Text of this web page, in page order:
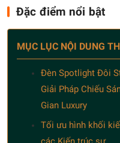
Đặc điểm nổi bật
MỤC LỤC NỘI DUNG
Đèn Spotlight Đôi
Giải Pháp Chiếu
Gian Luxury
Tối ưu hình khối